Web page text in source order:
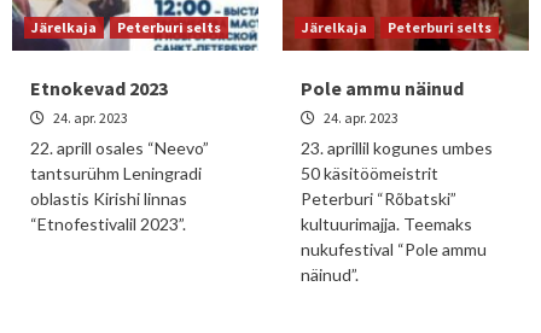
Järelkaja Peterburi selts
Etnokevad 2023
24. apr. 2023
22. aprill osales “Neevo”
tantsurühm Leningradi
oblastis Kirishi linnas
“Etnofestivalil 2023”.
Järelkaja Peterburi selts
Pole ammu näinud
24. apr. 2023
23. aprillil kogunes umbes
50 käsitöömeistrit
Peterburi “Rõbatski”
kultuurimajja. Teemaks
nukufestival “Pole ammu
näinud”.